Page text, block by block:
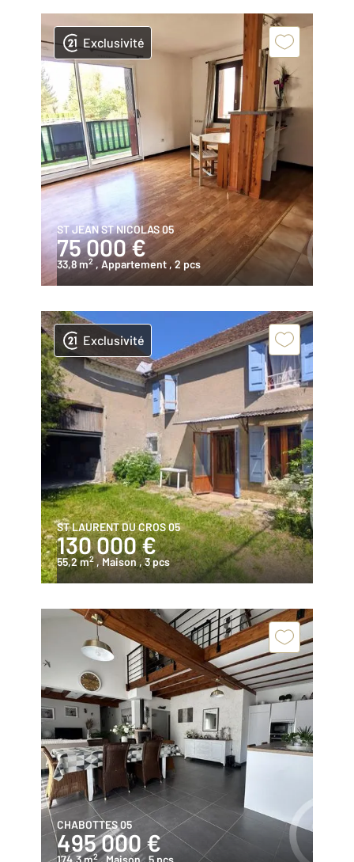
Exclusivité
ST JEAN ST NICOLAS 05
75 000 €
33,8 m2 , Appartement , 2 pcs
Exclusivité
ST LAURENT DU CROS 05
130 000 €
55,2 m2 , Maison , 3 pcs
CHABOTTES 05
495 000 €
174,3 m2 , Maison, 5 pcs